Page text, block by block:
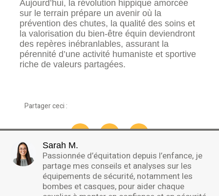
Aujourd’hui, la révolution hippique amorcée
sur le terrain prépare un avenir où la
prévention des chutes, la qualité des soins et
la valorisation du bien-être équin deviendront
des repères inébranlables, assurant la
pérennité d’une activité humaniste et sportive
riche de valeurs partagées.
Partager ceci :
Sarah M.
Passionnée d’équitation depuis l’enfance, je
partage mes conseils et analyses sur les
équipements de sécurité, notamment les
bombes et casques, pour aider chaque